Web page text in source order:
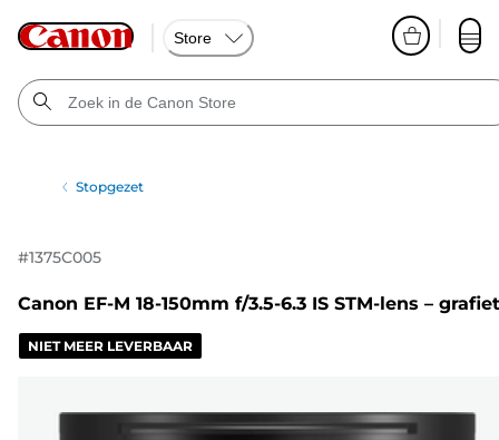
Store
Stopgezet
#1375C005
Canon EF-M 18-150mm f/3.5-6.3 IS STM-lens – grafiet
NIET MEER LEVERBAAR